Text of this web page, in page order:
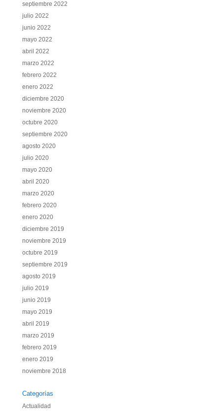
septiembre 2022
julio 2022
junio 2022
mayo 2022
abril 2022
marzo 2022
febrero 2022
enero 2022
diciembre 2020
noviembre 2020
octubre 2020
septiembre 2020
agosto 2020
julio 2020
mayo 2020
abril 2020
marzo 2020
febrero 2020
enero 2020
diciembre 2019
noviembre 2019
octubre 2019
septiembre 2019
agosto 2019
julio 2019
junio 2019
mayo 2019
abril 2019
marzo 2019
febrero 2019
enero 2019
noviembre 2018
Categorías
Actualidad